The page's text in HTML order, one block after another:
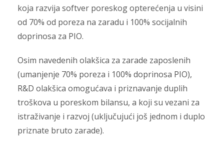
koja razvija softver poreskog opterećenja u visini
od 70% od poreza na zaradu i 100% socijalnih
doprinosa za PIO.
Osim navedenih olakšica za zarade zaposlenih
(umanjenje 70% poreza i 100% doprinosa PIO),
R&D olakšica omogućava i priznavanje duplih
troškova u poreskom bilansu, a koji su vezani za
istraživanje i razvoj (uključujući još jednom i duplo
priznate bruto zarade).